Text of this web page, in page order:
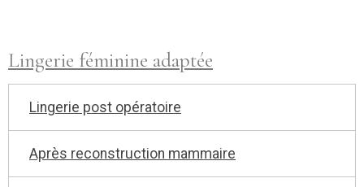
Lingerie féminine adaptée
Lingerie post opératoire
Après reconstruction mammaire